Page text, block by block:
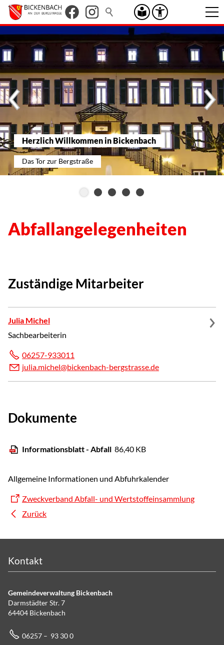
Herzlich Willkommen in Bickenbach
Das Tor zur Bergstraße
Abfallangelegenheiten
Zuständige Mitarbeiter
Julia Michel
Sachbearbeiterin
06257-933011
j l m ch l b ck nb ch-b rgstr ss d
Dokumente
Informationsblatt - Abfall 86,40 KB
Allgemeine Informationen und Abfuhrkalender
Zweckverband Abfall- und Wertstoffeinsammlung
Zurück
Kontakt
Gemeindeverwaltung Bickenbach
Darmstädter Str. 7
64404 Bickenbach
06257 – 93 30 0